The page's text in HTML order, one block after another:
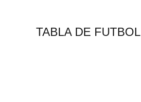
TABLA DE FUTBOL